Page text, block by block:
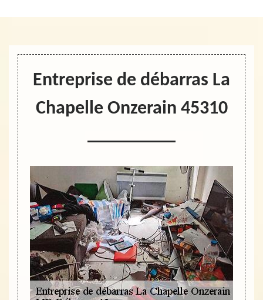
Entreprise de débarras La
Chapelle Onzerain 45310